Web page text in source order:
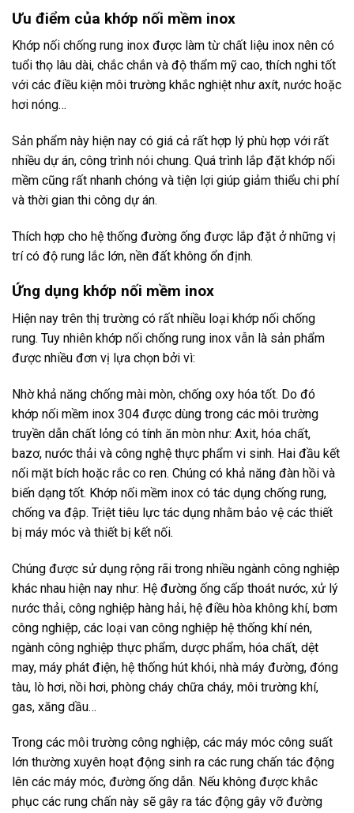
Ưu điểm của khớp nối mềm inox
Khớp nối chống rung inox được làm từ chất liệu inox nên có
tuổi thọ lâu dài, chắc chắn và độ thẩm mỹ cao, thích nghi tốt
với các điều kiện môi trường khắc nghiệt như axít, nước hoặc
hơi nóng…
Sản phẩm này hiện nay có giá cả rất hợp lý phù hợp với rất
nhiều dự án, công trình nói chung. Quá trình lắp đặt khớp nối
mềm cũng rất nhanh chóng và tiện lợi giúp giảm thiểu chi phí
và thời gian thi công dự án.
Thích hợp cho hệ thống đường ống được lắp đặt ở những vị
trí có độ rung lắc lớn, nền đất không ổn định.
Ứng dụng khớp nối mềm inox
Hiện nay trên thị trường có rất nhiều loại khớp nối chống
rung. Tuy nhiên khớp nối chống rung inox vẫn là sản phẩm
được nhiều đơn vị lựa chọn bởi vì:
Nhờ khả năng chống mài mòn, chống oxy hóa tốt. Do đó
khớp nối mềm inox 304 được dùng trong các môi trường
truyền dẫn chất lỏng có tính ăn mòn như: Axit, hóa chất,
bazơ, nước thải và công nghệ thực phẩm vi sinh. Hai đầu kết
nối mặt bích hoặc rắc co ren. Chúng có khả năng đàn hồi và
biến dạng tốt. Khớp nối mềm inox có tác dụng chống rung,
chống va đập. Triệt tiêu lực tác dụng nhằm bảo vệ các thiết
bị máy móc và thiết bị kết nối.
Chúng được sử dụng rộng rãi trong nhiều ngành công nghiệp
khác nhau hiện nay như: Hệ đường ống cấp thoát nước, xử lý
nước thải, công nghiệp hàng hải, hệ điều hòa không khí, bơm
công nghiệp, các loại van công nghiệp hệ thống khí nén,
ngành công nghiệp thực phẩm, dược phẩm, hóa chất, dệt
may, máy phát điện, hệ thống hút khói, nhà máy đường, đóng
tàu, lò hơi, nồi hơi, phòng cháy chữa cháy, môi trường khí,
gas, xăng dầu…
Trong các môi trường công nghiệp, các máy móc công suất
lớn thường xuyên hoạt động sinh ra các rung chấn tác động
lên các máy móc, đường ống dẫn. Nếu không được khắc
phục các rung chấn này sẽ gây ra tác động gây vỡ đường